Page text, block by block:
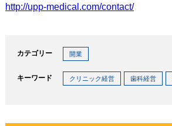
http://upp-medical.com/contact/
カテゴリー 開業
キーワード クリニック経営 歯科経営